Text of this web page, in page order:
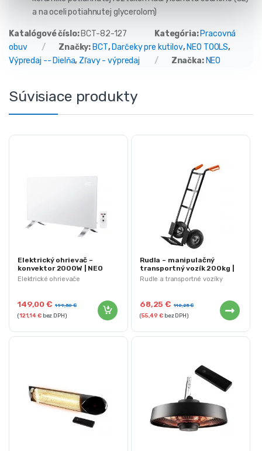
a na oceli potiahnutej glycerolom)
Katalógové číslo: BCT-82-127 Kategória: Pracovná
obuv
Značky: BCT, Darčeky pre kutilov, NEO TOOLS,
Výpredaj -- Dielňa, Zľavy - výpredaj Značka: NEO
Súvisiace produkty
Elektrické ohrievače
Elektrický ohrievač –
konvektor 2000W | NEO
90-092
149,00€ 199,50€
(121,14€bez DPH)
Rudle a transportné vozíky
Rudla – manipulačný
transportný vozík 200kg |
84-401 NEO Tools
68,25€ 110,25€
(55,49€bez DPH)